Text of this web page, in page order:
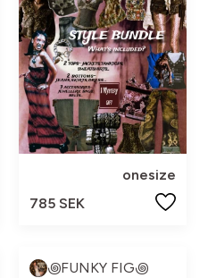
onesize
785 SEK
꩜FUNKY FIG꩜